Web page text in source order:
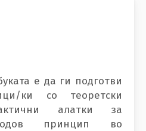
е да ги подготви
ки со теоретски
алатки за
принцип во